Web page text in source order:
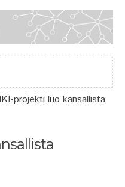
projekti luo kansallista